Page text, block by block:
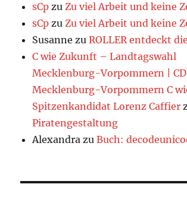
sCp zuZu viel Arbeit und keine
sCp zuZu viel Arbeit und keine
Susanne zuROLLER entdeckt
C wie Zukunft – Landtagswahl
Mecklenburg-Vorpommern |
Mecklenburg-Vorpommern C
Spitzenkandidat Lorenz Caffier
Piratengestaltung
Alexandra zuBuch: